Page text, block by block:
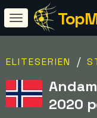
ELITESERIEN /
2020